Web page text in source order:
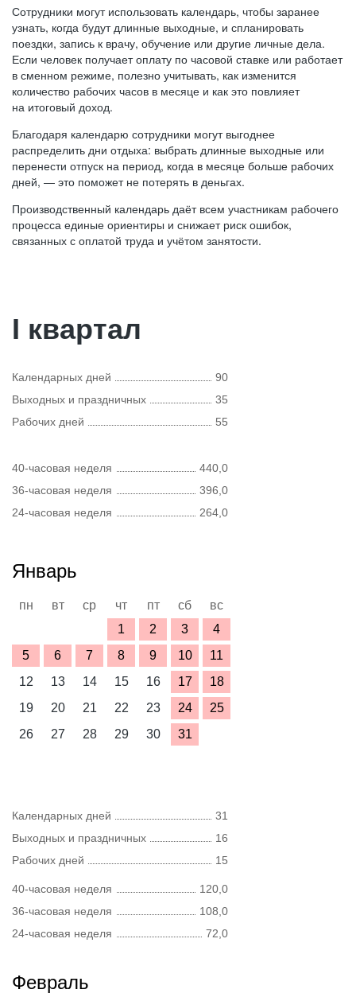
Сотрудники могут использовать календарь, чтобы заранее
узнать, когда будут длинные выходные, и спланировать
поездки, запись к врачу, обучение или другие личные дела.
Если человек получает оплату по часовой ставке или работает
в сменном режиме, полезно учитывать, как изменится
количество рабочих часов в месяце и как это повлияет
на итоговый доход.
Благодаря календарю сотрудники могут выгоднее
распределить дни отдыха: выбрать длинные выходные или
перенести отпуск на период, когда в месяце больше рабочих
дней, — это поможет не потерять в деньгах.
Производственный календарь даёт всем участникам рабочего
процесса единые ориентиры и снижает риск ошибок,
связанных с оплатой труда и учётом занятости.
I квартал
Календарных дней
90
Выходных и праздничных
35
Рабочих дней
55
40-часовая неделя
440,0
36-часовая неделя
396,0
24-часовая неделя
264,0
Январь
пн вт ср чт пт сб
вс
1
2 3
4
5
6 7 8 9 10
11
12
13 14 15 16 17
18
19
20 21 22 23 24
25
26
27 28 29 30 31
Календарных дней
31
Выходных и праздничных
16
Рабочих дней
15
40-часовая неделя
120,0
36-часовая неделя
108,0
24-часовая неделя
72,0
Февраль